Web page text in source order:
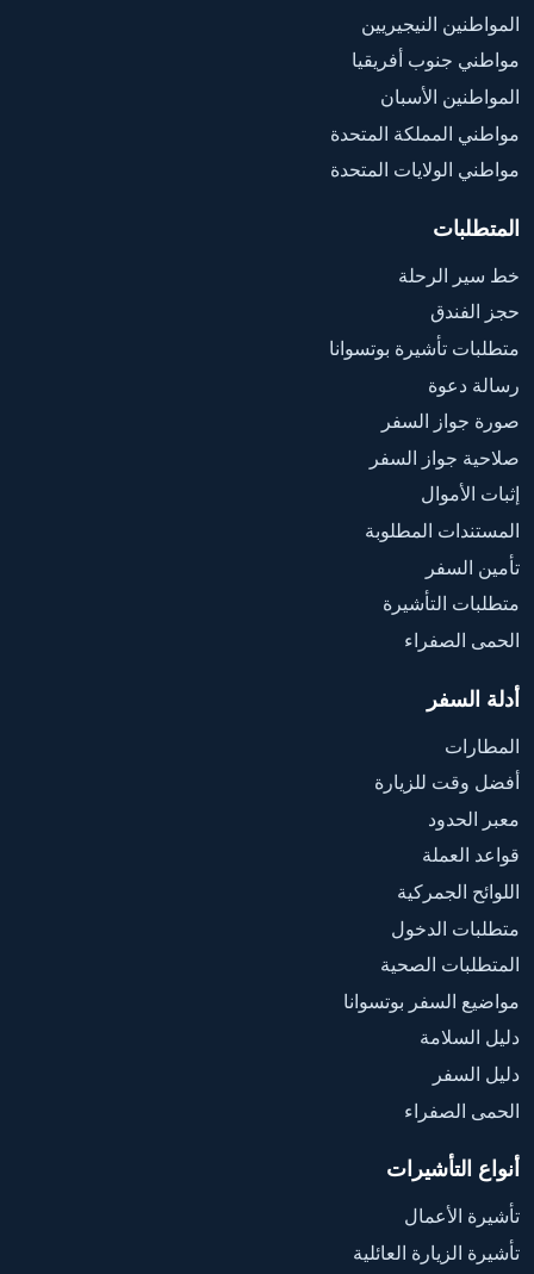
المواطنين النيجيريين
مواطني جنوب أفريقيا
المواطنين الأسبان
مواطني المملكة المتحدة
مواطني الولايات المتحدة
المتطلبات
خط سير الرحلة
حجز الفندق
متطلبات تأشيرة بوتسوانا
رسالة دعوة
صورة جواز السفر
صلاحية جواز السفر
إثبات الأموال
المستندات المطلوبة
تأمين السفر
متطلبات التأشيرة
الحمى الصفراء
أدلة السفر
المطارات
أفضل وقت للزيارة
معبر الحدود
قواعد العملة
اللوائح الجمركية
متطلبات الدخول
المتطلبات الصحية
مواضيع السفر بوتسوانا
دليل السلامة
دليل السفر
الحمى الصفراء
أنواع التأشيرات
تأشيرة الأعمال
تأشيرة الزيارة العائلية